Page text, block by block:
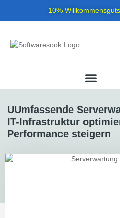
10%
UUmfassende
IT-Infrastruktur
Performance steigern